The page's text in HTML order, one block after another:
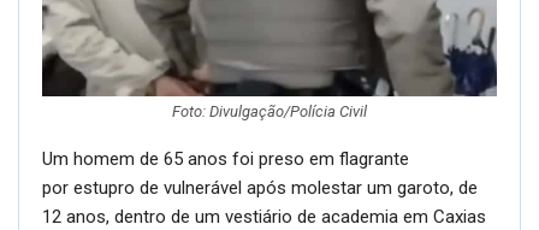
Foto: Divulgação/Polícia Civil
Um homem de 65 anos foi preso em flagrante
por estupro de vulnerável após molestar um garoto, de
12 anos, dentro de um vestiário de academia em Caxias